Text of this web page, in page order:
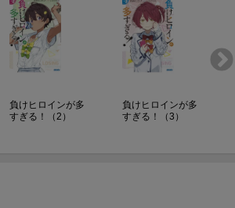
負けヒロインが多
すぎる！（2）
負けヒロインが多
すぎる！（3）